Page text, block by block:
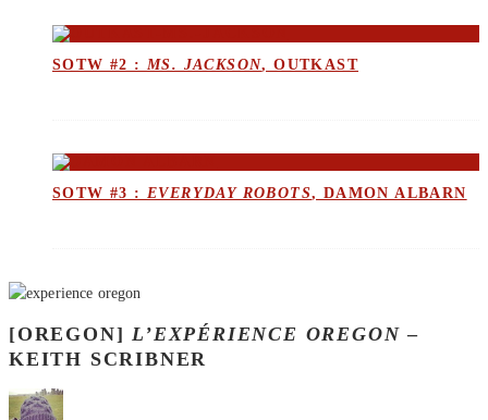
SOTW #2 : MS. JACKSON, OUTKAST
SOTW #3 : EVERYDAY ROBOTS, DAMON ALBARN
[OREGON]L’EXPÉRIENCE OREGON –
KEITH SCRIBNER